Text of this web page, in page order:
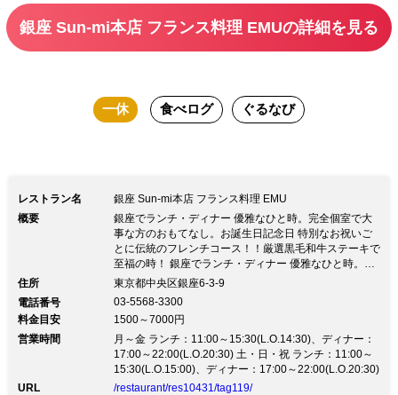
銀座 Sun‐mi本店 フランス料理 EMUの詳細を見る
一休 食べログ ぐるなび
レストラン名
銀座 Sun‐mi本店 フランス料理 EMU
概要
銀座でランチ・ディナー 優雅なひと時。完全個室で大
事な方のおもてなし。お誕生日記念日 特別なお祝いご
とに伝統のフレンチコース！！厳選黒毛和牛ステーキで
至福の時！ 銀座でランチ・ディナー 優雅なひと時。完
全個室で大事な方のおもてなし。お誕生日記念日 特別
ステーキで至福の時！★１０日間かけて手間暇かけて作
ったデミグラスソース １９７５年 銀座の地に創業。伝
統のフレンチ。王道フレンチ 黒毛和牛のとろける美味
しさは絶品です オマールエビの美味しさもファンが多
いです。 ◆通信販売もしております ■個室（2名様～１
００名様） ■ご用途 記念日 お祝い事 ご法事 親しい方と
住所
東京都中央区銀座6-3-9
電話番号
03-5568-3300
料金目安
1500～7000円
営業時間
月～金 ランチ：11:00～15:30(L.O.14:30)、ディナー：
17:00～22:00(L.O.20:30) 土・日・祝 ランチ：11:00～
15:30(L.O.15:00)、ディナー：17:00～22:00(L.O.20:30)
URL
/restaurant/res10431/tag119/